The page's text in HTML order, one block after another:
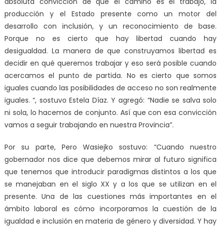
producción y el Estado presente como un motor del
desarrollo con inclusión, y un reconocimiento de base.
Porque no es cierto que hay libertad cuando hay
desigualdad. La manera de que construyamos libertad es
decidir en qué queremos trabajar y eso será posible cuando
acercamos el punto de partida. No es cierto que somos
iguales cuando las posibilidades de acceso no son realmente
iguales. “, sostuvo Estela Díaz. Y agregó: “Nadie se salva solo
ni sola, lo hacemos de conjunto. Así que con esa convicción
vamos a seguir trabajando en nuestra Provincia”.
Por su parte, Pero Wasiejko sostuvo: “Cuando nuestro
gobernador nos dice que debemos mirar al futuro significa
que tenemos que introducir paradigmas distintos a los que
se manejaban en el siglo XX y a los que se utilizan en el
presente. Una de las cuestiones más importantes en el
ámbito laboral es cómo incorporamos la cuestión de la
igualdad e inclusión en materia de género y diversidad. Y hay